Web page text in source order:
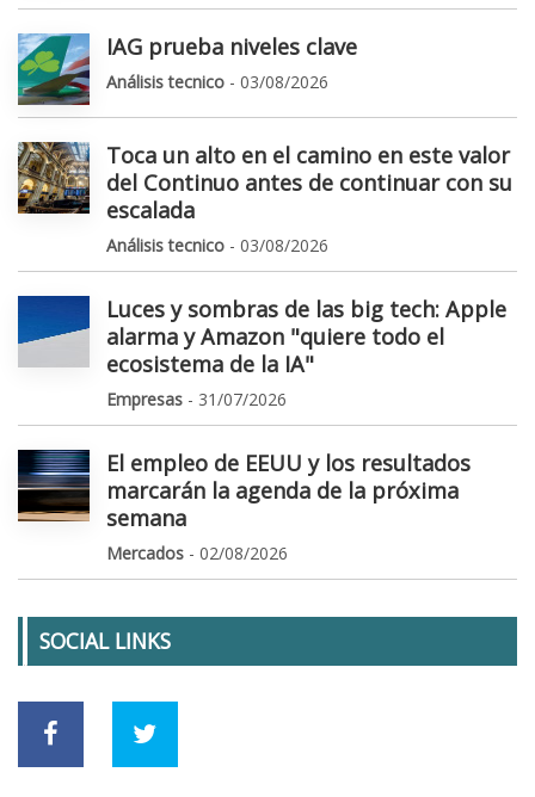
IAG prueba niveles clave
Análisis tecnico - 03/08/2026
Toca un alto en el camino en este valor
del Continuo antes de continuar con su
escalada
Análisis tecnico - 03/08/2026
Luces y sombras de las big tech: Apple
alarma y Amazon "quiere todo el
ecosistema de la IA"
Empresas - 31/07/2026
El empleo de EEUU y los resultados
marcarán la agenda de la próxima
semana
Mercados - 02/08/2026
SOCIAL LINKS